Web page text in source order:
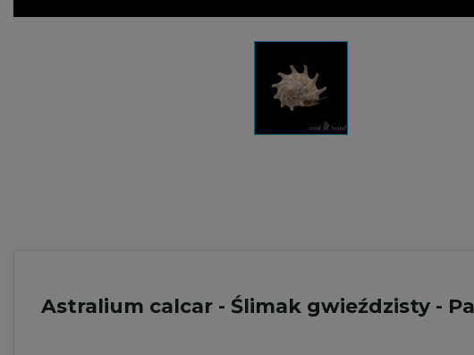
Astralium calcar - Ślimak gwieździsty -